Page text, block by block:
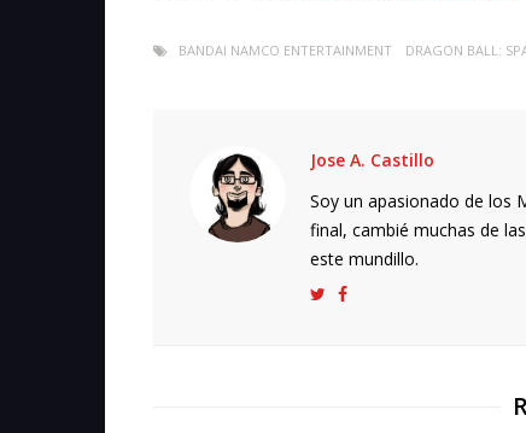
BANDAI NAMCO ENTERTAINMENT DRAGON BALL:
Jose A. Castillo
Soy un apasionado de los
final, cambié muchas de
este mundillo.